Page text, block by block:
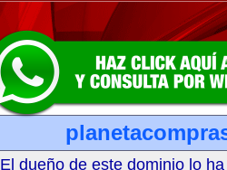
El dueño de este dominio lo